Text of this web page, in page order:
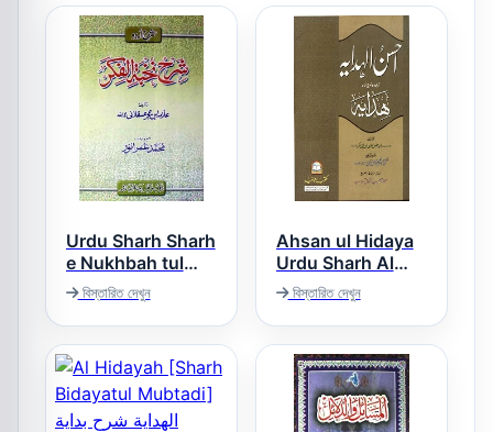
Urdu Sharh Sharh
e Nukhbah tul
Fikar اردو شرح
شرح نخبۃ الفکر
বিস্তারিত দেখুন
Ahsan ul Hidaya
Urdu Sharh Al
Hidaya Vol 3,4
احسن الھدایۃ اردو
شرح ھدایۃ
বিস্তারিত দেখুন